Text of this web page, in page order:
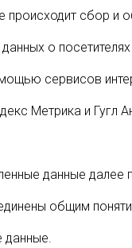
происходит сбор и
о
сервисов
Метрика и Гугл
данные далее
общим
данные.